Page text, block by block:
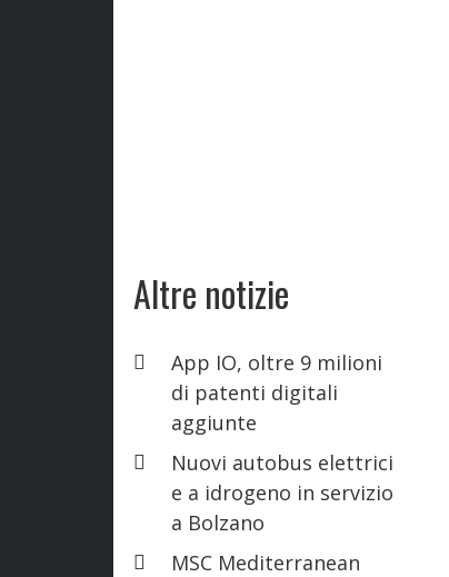
Altre notizie
App IO, oltre 9 milioni
di patenti digitali
aggiunte
Nuovi autobus elettrici
e a idrogeno in servizio
a Bolzano
MSC Mediterranean